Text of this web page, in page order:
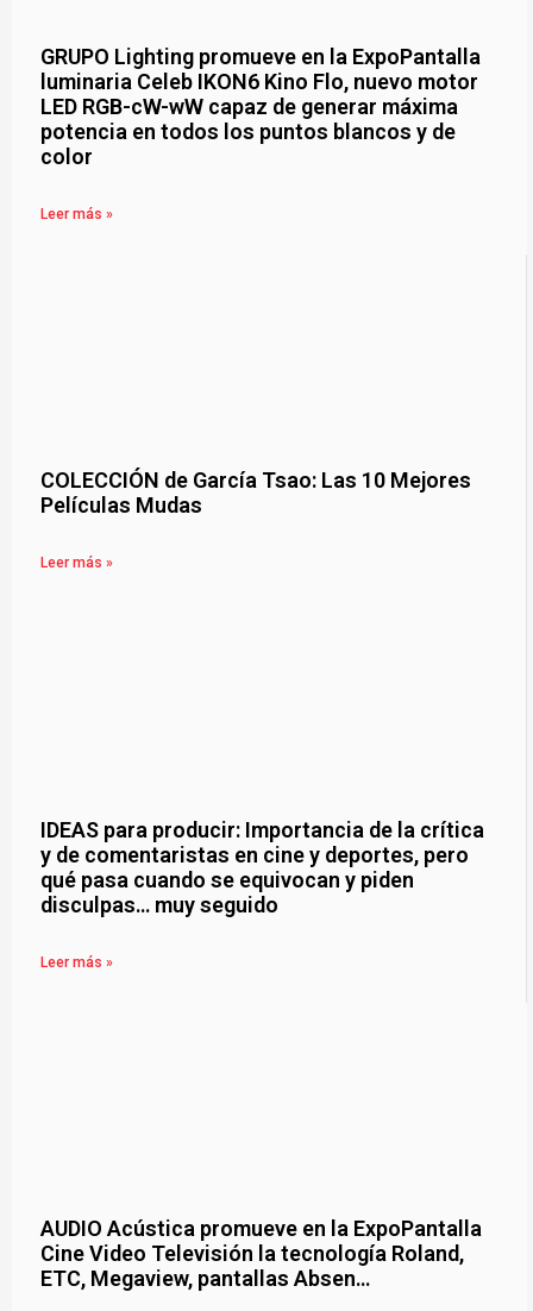
GRUPO Lighting promueve en la ExpoPantalla
luminaria Celeb IKON6 Kino Flo, nuevo motor
LED RGB-cW-wW capaz de generar máxima
potencia en todos los puntos blancos y de
color
Leer más »
COLECCIÓN de García Tsao: Las 10 Mejores
Películas Mudas
Leer más »
IDEAS para producir: Importancia de la crítica
y de comentaristas en cine y deportes, pero
qué pasa cuando se equivocan y piden
disculpas… muy seguido
Leer más »
AUDIO Acústica promueve en la ExpoPantalla
Cine Video Televisión la tecnología Roland,
ETC, Megaview, pantallas Absen…